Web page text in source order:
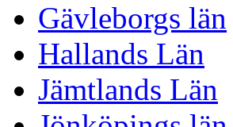
Gävleborgs län
Hallands Län
Jämtlands Län